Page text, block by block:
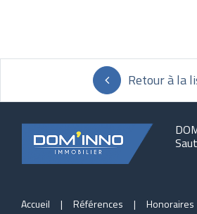
Retourà la
Accueil Références Honoraires